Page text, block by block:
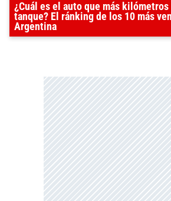
¿Cuál es el auto que más kilómetros
tanque? El ránking de los 10 más
Argentina